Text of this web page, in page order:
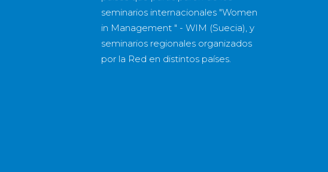
seminarios internacionales "Women
in Management " - WIM (Suecia), y
seminarios regionales organizados
por la Red en distintos países.